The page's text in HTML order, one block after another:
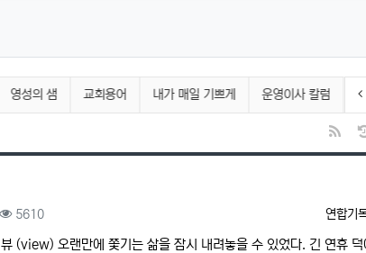
영성의 샘 교회용어 내가 매일 기쁘게 운영이사 칼럼
등록자
연합기
조회
5610
뷰 (view) 오랜만에 쫓기는 삶을 잠시 내려놓을 수 있었다. 긴 연휴 덕